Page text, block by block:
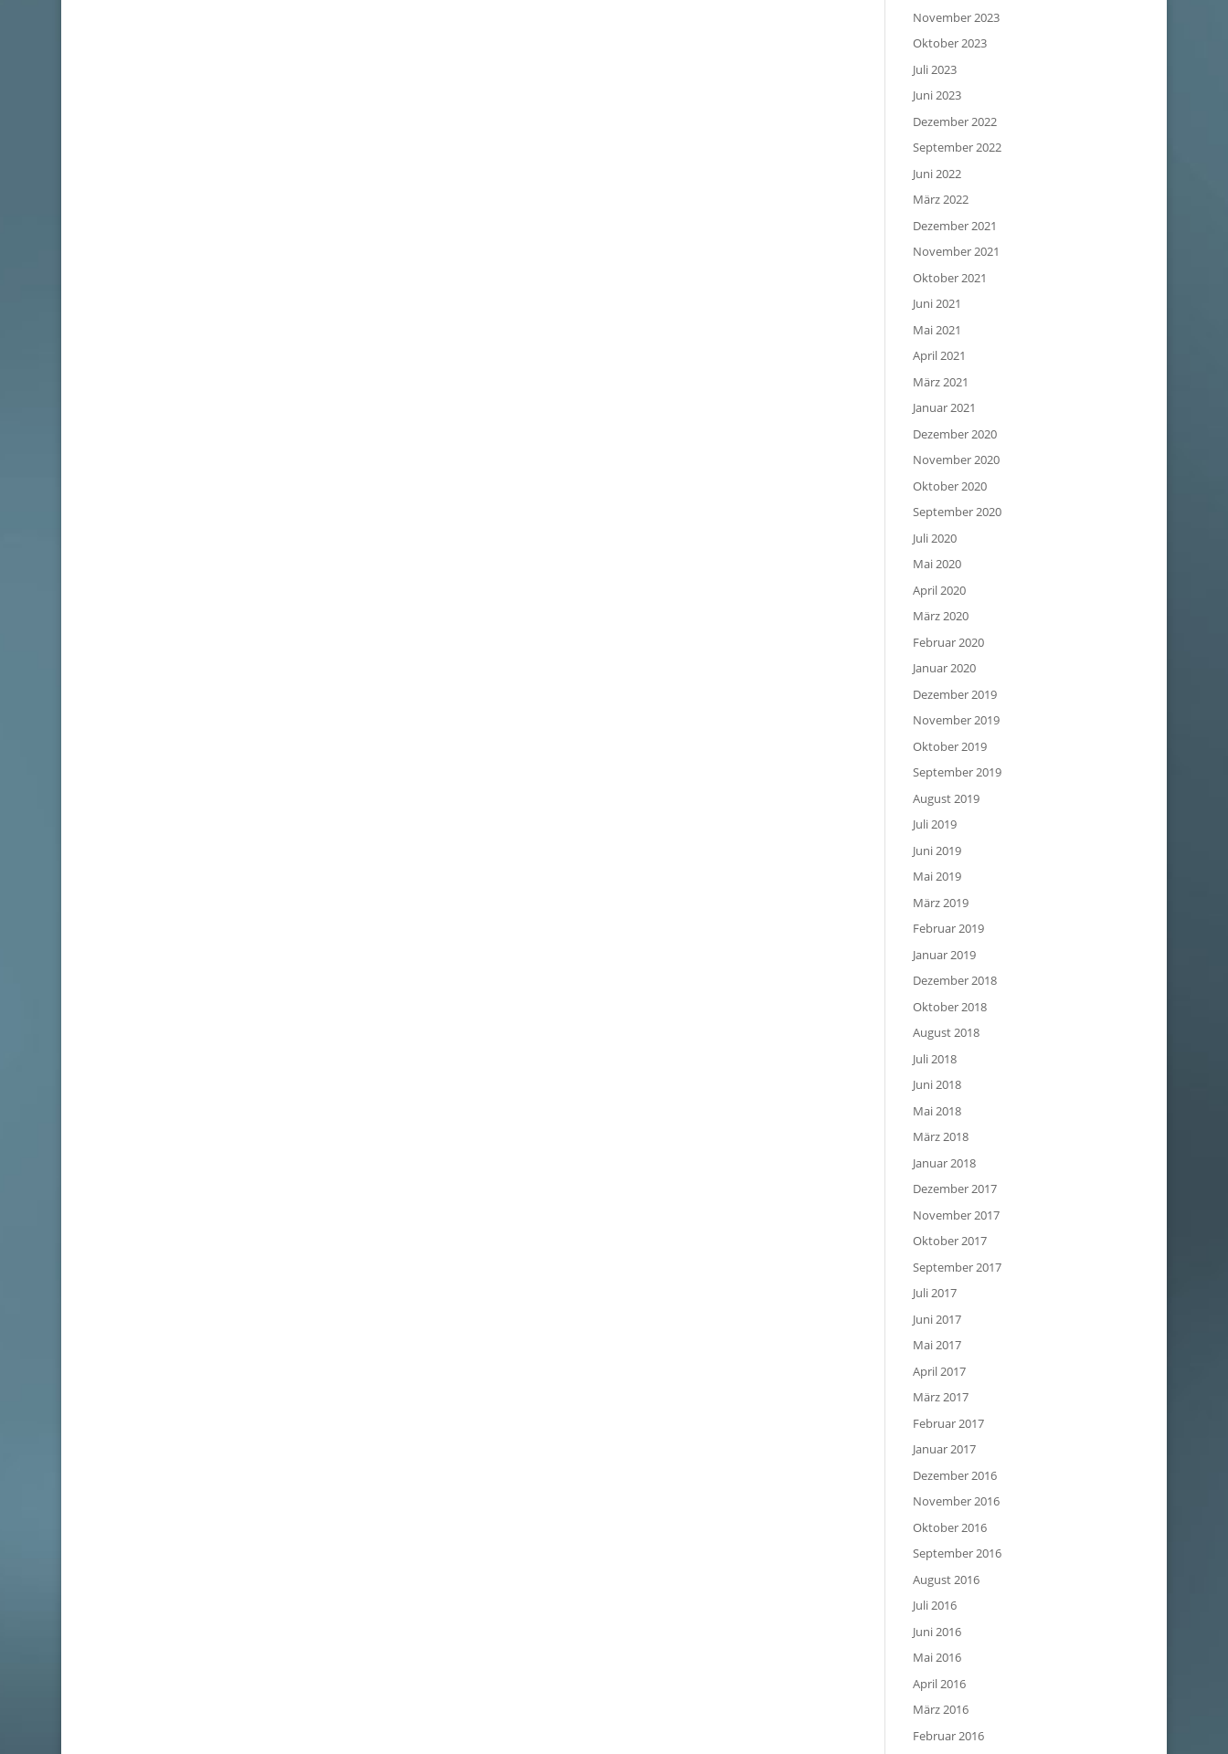
November 2023
Oktober 2023
Juli 2023
Juni 2023
Dezember 2022
September 2022
Juni 2022
März 2022
Dezember 2021
November 2021
Oktober 2021
Juni 2021
Mai 2021
April 2021
März 2021
Januar 2021
Dezember 2020
November 2020
Oktober 2020
September 2020
Juli 2020
Mai 2020
April 2020
März 2020
Februar 2020
Januar 2020
Dezember 2019
November 2019
Oktober 2019
September 2019
August 2019
Juli 2019
Juni 2019
Mai 2019
März 2019
Februar 2019
Januar 2019
Dezember 2018
Oktober 2018
August 2018
Juli 2018
Juni 2018
Mai 2018
März 2018
Januar 2018
Dezember 2017
November 2017
Oktober 2017
September 2017
Juli 2017
Juni 2017
Mai 2017
April 2017
März 2017
Februar 2017
Januar 2017
Dezember 2016
November 2016
Oktober 2016
September 2016
August 2016
Juli 2016
Juni 2016
Mai 2016
April 2016
März 2016
Februar 2016